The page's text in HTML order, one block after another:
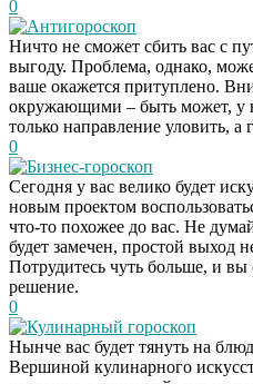
0
Антигороскоп
Ничто не сможет сбить вас с
выгоду. Проблема, однако,
ваше окажется притуплено.
окружающими – быть может, у
только направление уловить, а
0
Бизнес-гороскоп
Сегодня у вас велико будет
новым проектом
что-то похожее до вас. Не
будет замечен, простой выход
Потрудитесь чуть больше, и
решение.
0
Кулинарный гороскоп
Нынче вас будет тянуть на
Вершиной кулинарного